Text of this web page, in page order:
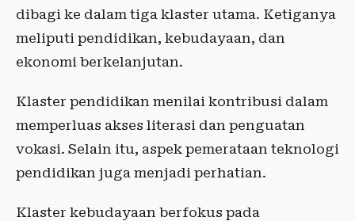
dibagi ke dalam tiga klaster utama. Ketiganya
meliputi pendidikan, kebudayaan, dan
ekonomi berkelanjutan.
Klaster pendidikan menilai kontribusi dalam
memperluas akses literasi dan penguatan
vokasi. Selain itu, aspek pemerataan teknologi
pendidikan juga menjadi perhatian.
Klaster kebudayaan berfokus pada